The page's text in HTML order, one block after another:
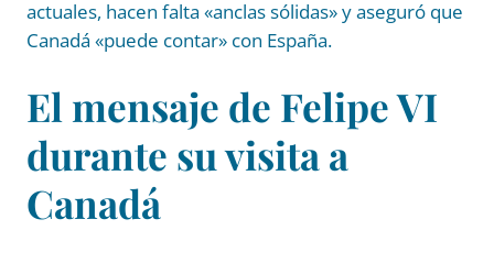
actuales, hacen falta «anclas sólidas» y aseguró que
Canadá «puede contar» con España.
El mensaje de Felipe VI
durante su visita a
Canadá